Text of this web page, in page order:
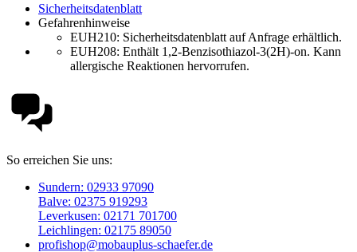
Sicherheitsdatenblatt
Gefahrenhinweise
EUH210: Sicherheitsdatenblatt auf Anfrage erhältlich.
EUH208: Enthält 1,2-Benzisothiazol-3(2H)-on. Kann
allergische Reaktionen hervorrufen.
So erreichen Sie uns:
Sundern: 02933 97090
Balve: 02375 919293
Leverkusen: 02171 701700
Leichlingen: 02175 89050
profishop@mobauplus-schaefer.de